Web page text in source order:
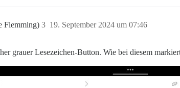
Flemming) 19. September 2024 um 07:46
3
grauer Lesezeichen-Button. Wie bei diesem